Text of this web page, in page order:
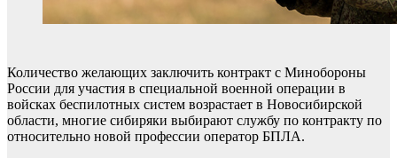
Количество желающих заключить контракт с Минобороны
России для участия в специальной военной операции в
войсках беспилотных систем возрастает в Новосибирской
области, многие сибиряки выбирают службу по контракту по
относительно новой профессии оператор БПЛА.